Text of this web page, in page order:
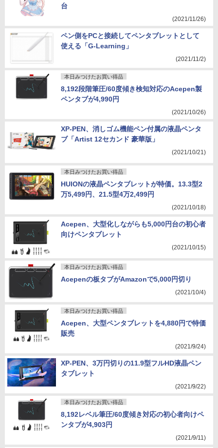
台
(2021/11/26)
ペン側をPCと接続してペンタブレットとして
使える「G-Learning」
(2021/11/2)
本日みつけたお買い得品
8,192段階筆圧/60度傾き検知対応のAcepen製
ペンタブが4,990円
(2021/10/26)
XP-PEN、消しゴム機能ペン付属の液晶ペンタ
ブ「Artist 12セカンド 豪華版」
(2021/10/21)
本日みつけたお買い得品
HUIONの液晶ペンタブレットが特価。13.3型2
万5,499円、21.5型4万2,499円
(2021/10/18)
Acepen、大型化しながらも5,000円台の初心者
向けペンタブレット
(2021/10/15)
本日みつけたお買い得品
Acepenの板タブがAmazonで5,000円切り
(2021/10/4)
本日みつけたお買い得品
Acepen、大型ペンタブレットを4,880円で特価
販売
(2021/9/24)
XP-PEN、3万円切りの11.9型フルHD液晶ペン
タブレット
(2021/9/22)
本日みつけたお買い得品
8,192レベル筆圧/60度傾き対応の初心者向けペ
ンタブが4,903円
(2021/9/11)